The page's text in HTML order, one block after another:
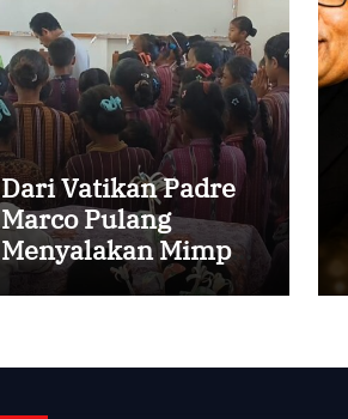
Dari Vatikan Padre
Marco Pulang
Menyalakan Mimpi
Anak-anak Desa